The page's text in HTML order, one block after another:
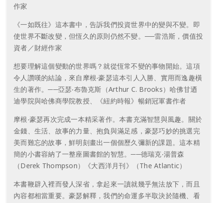
作家
《一如既往》這本書中，告訴我們投資世界中的變與不變。即
使世界不斷改變，但恆久的原則仍然不變。──雷浩斯，價值投
資者／財經作家
想要理解這個變動的世界嗎？就從恆常不變的事物開始。這項
令人讚嘆的結論，來自摩根‧豪瑟這本引人入勝、實用而逸趣橫
生的著作。──亞瑟‧布魯克斯（Arthur C. Brooks）哈佛甘迺
迪學院與哈佛商學院教授、《紐約時報》暢銷冠軍書作者
摩根‧豪瑟再次完成一本精采著作。本書充滿智慧與風趣。關於
金錢、生活、故事的力量、抱負與滿足感，豪瑟巧妙的挑選完
美而難忘的故事，鮮明刻畫出一個個歷久彌新的課題。這本精
簡的小書容納了一整座圖書館的智慧。──德瑞克‧湯普森
（Derek Thompson）《大西洋月刊》（The Atlantic）
本書鞭辟入裡而發人深省，拿起來一讀就幾乎無法放下，而且
內容都相當重要。豪瑟解釋，我們的命運多半取決於隨機、看